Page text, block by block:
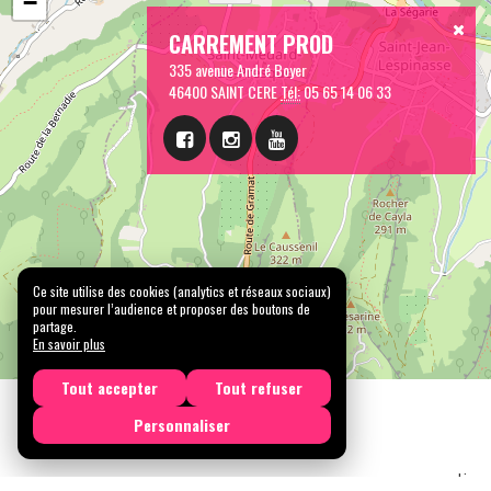
CARREMENT PROD
335 avenue André Boyer
46400 SAINT CERETél:05 65 14 06 33
Ce site utilise des cookies (analytics et réseaux sociaux)
pour mesurer l’audience et proposer des boutons de
partage.
En savoir plus
Tout accepter
Tout refuser
Personnaliser